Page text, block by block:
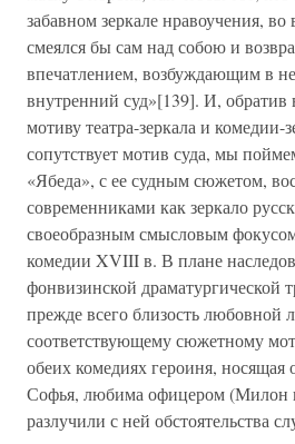
забавном зеркале нравоучения, во
смеялся бы сам над собою и
впечатлением, возбуждающим в
внутренний суд»[139]. И, обратив
мотиву театра-зеркала и комедии-
сопутствует мотив суда, мы
«Ябеда», с ее судным сюжетом,
современниками как зеркало
своеобразным смысловым
комедии XVIII в. В плане
фонвизинской драматургической
прежде всего близость любовной
соответствующему сюжетному
обеих комедиях героиня,
Софья, любима офицером (Милон
разлучили с ней обстоятельства